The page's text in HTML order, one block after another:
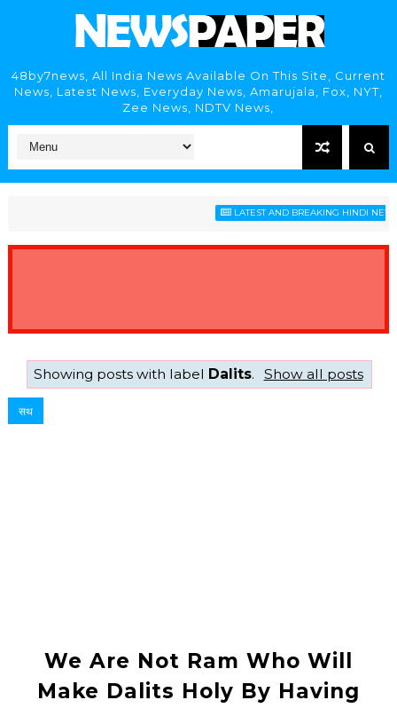
48by7news, All India News Available On This Site, Current
News, Latest News, Everyday News, Amarujala, Fox, NYT,
Zee News, NDTV News,
LATEST AND BREAKING HINDI NEWS
Showing posts with label Dalits. Show all posts
सथ
We Are Not Ram Who Will
Make Dalits Holy By Having